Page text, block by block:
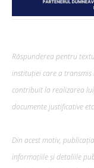
Răspunderea pentru
instituției care a
contribuit la realizarea
documente justificative etc.
Din acest motiv,
informațiile și detaliile